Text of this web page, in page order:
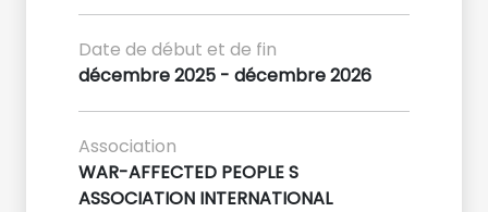
Date de début et de fin
décembre 2025 - décembre 2026
Association
WAR-AFFECTED PEOPLE S
ASSOCIATION INTERNATIONAL